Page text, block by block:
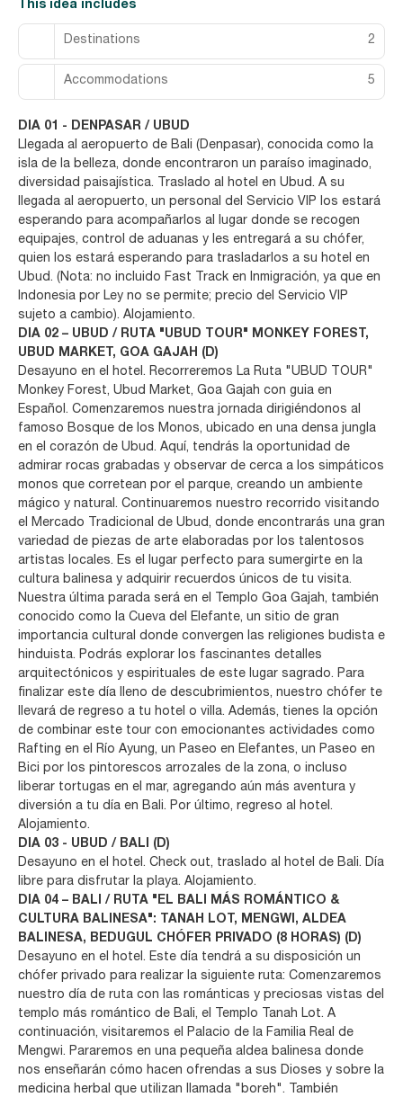
This idea includes
Destinations 2
Accommodations 5
DIA 01 - DENPASAR / UBUD
Llegada al aeropuerto de Bali (Denpasar), conocida como la
isla de la belleza, donde encontraron un paraíso imaginado,
diversidad paisajística. Traslado al hotel en Ubud. A su
llegada al aeropuerto, un personal del Servicio VIP los estará
esperando para acompañarlos al lugar donde se recogen
equipajes, control de aduanas y les entregará a su chófer,
quien los estará esperando para trasladarlos a su hotel en
Ubud. (Nota: no incluido Fast Track en Inmigración, ya que en
Indonesia por Ley no se permite; precio del Servicio VIP
sujeto a cambio). Alojamiento.
DIA 02 – UBUD / RUTA "UBUD TOUR" MONKEY FOREST,
UBUD MARKET, GOA GAJAH (D)
Desayuno en el hotel. Recorreremos La Ruta "UBUD TOUR"
Monkey Forest, Ubud Market, Goa Gajah con guia en
Español. Comenzaremos nuestra jornada dirigiéndonos al
famoso Bosque de los Monos, ubicado en una densa jungla
en el corazón de Ubud. Aquí, tendrás la oportunidad de
admirar rocas grabadas y observar de cerca a los simpáticos
monos que corretean por el parque, creando un ambiente
mágico y natural. Continuaremos nuestro recorrido visitando
el Mercado Tradicional de Ubud, donde encontrarás una gran
variedad de piezas de arte elaboradas por los talentosos
artistas locales. Es el lugar perfecto para sumergirte en la
cultura balinesa y adquirir recuerdos únicos de tu visita.
Nuestra última parada será en el Templo Goa Gajah, también
conocido como la Cueva del Elefante, un sitio de gran
importancia cultural donde convergen las religiones budista e
hinduista. Podrás explorar los fascinantes detalles
arquitectónicos y espirituales de este lugar sagrado. Para
finalizar este día lleno de descubrimientos, nuestro chófer te
llevará de regreso a tu hotel o villa. Además, tienes la opción
de combinar este tour con emocionantes actividades como
Rafting en el Río Ayung, un Paseo en Elefantes, un Paseo en
Bici por los pintorescos arrozales de la zona, o incluso
liberar tortugas en el mar, agregando aún más aventura y
diversión a tu día en Bali. Por último, regreso al hotel.
Alojamiento.
DIA 03 - UBUD / BALI (D)
Desayuno en el hotel. Check out, traslado al hotel de Bali. Día
libre para disfrutar la playa. Alojamiento.
DIA 04 – BALI / RUTA "EL BALI MÁS ROMÁNTICO &
CULTURA BALINESA": TANAH LOT, MENGWI, ALDEA
BALINESA, BEDUGUL CHÓFER PRIVADO (8 HORAS) (D)
Desayuno en el hotel. Este día tendrá a su disposición un
chófer privado para realizar la siguiente ruta: Comenzaremos
nuestro día de ruta con las románticas y preciosas vistas del
templo más romántico de Bali, el Templo Tanah Lot. A
continuación, visitaremos el Palacio de la Familia Real de
Mengwi. Pararemos en una pequeña aldea balinesa donde
nos enseñarán cómo hacen ofrendas a sus Dioses y sobre la
medicina herbal que utilizan llamada "boreh". También